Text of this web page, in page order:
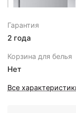
6252 ₽
Зеркало 70х80 см со
светильником сосна
Гарантия
2 года
Корзина для белья
Нет
Все